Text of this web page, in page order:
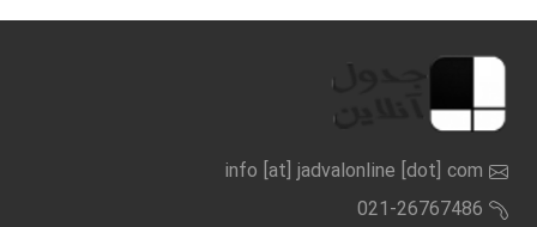
info [at] jadvalonline [dot] com
021-26767486